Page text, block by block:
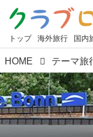
トップ 海外旅行 国内
HOME テーマ旅